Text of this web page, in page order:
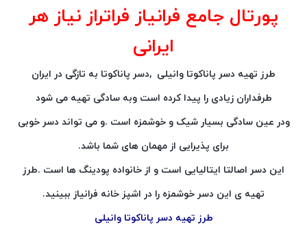
پورتال جامع فرانیاز فراتراز نیاز هر
ایرانی
طرز تهیه دسر پاناکوتا وانیلی ,دسر پاناکوتا به تازگی در ایران
طرفداران زیادی را پیدا کرده است وبه سادگی تهیه می شود
ودر عین سادگی بسیار شیک و خوشمزه است .و می تواند دسر خوبی
برای پذیرایی از مهمان های شما باشد.
این دسر اصالتا ایتالیایی است و از خانواده پودینگ ها است .طرز
تهیه ی این دسر خوشمزه را در اشپز خانه فرانیاز ببینید.
طرز تهیه دسر پاناکوتا وانیلی